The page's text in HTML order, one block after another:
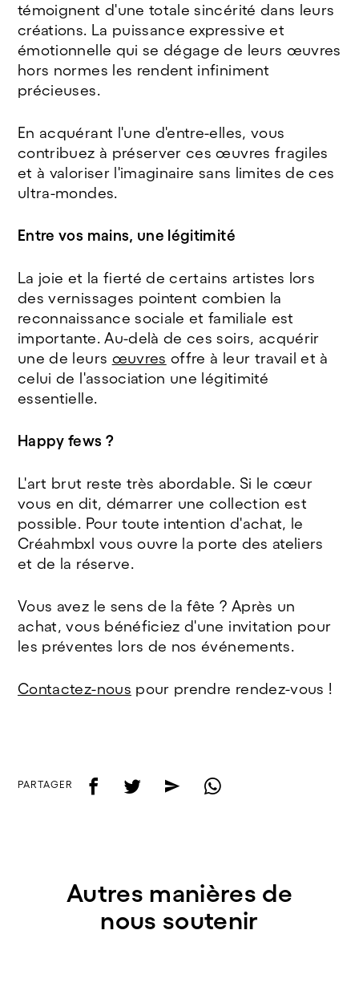
témoignent d'une totale sincérité dans leurs
créations. La puissance expressive et
émotionnelle qui se dégage de leurs œuvres
hors normes les rendent infiniment
précieuses.
En acquérant l'une d'entre-elles, vous
contribuez à préserver ces œuvres fragiles
et à valoriser l'imaginaire sans limites de ces
ultra-mondes.
Entre vos mains, une légitimité
La joie et la fierté de certains artistes lors
des vernissages pointent combien la
reconnaissance sociale et familiale est
importante. Au-delà de ces soirs, acquérir
une de leurs œuvres offre à leur travail et à
celui de l'association une légitimité
essentielle.
Happy fews ?
L'art brut reste très abordable. Si le cœur
vous en dit, démarrer une collection est
possible. Pour toute intention d'achat, le
Créahmbxl vous ouvre la porte des ateliers
et de la réserve.
Vous avez le sens de la fête ? Après un
achat, vous bénéficiez d'une invitation pour
les préventes lors de nos événements.
Contactez-nous pour prendre rendez-vous !
PARTAGER f t e w
Autres manières de
nous soutenir